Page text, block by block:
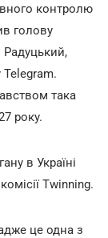
контролю
голову
Радуцький,
така
року.
в Україні
Twinning.
це одна з